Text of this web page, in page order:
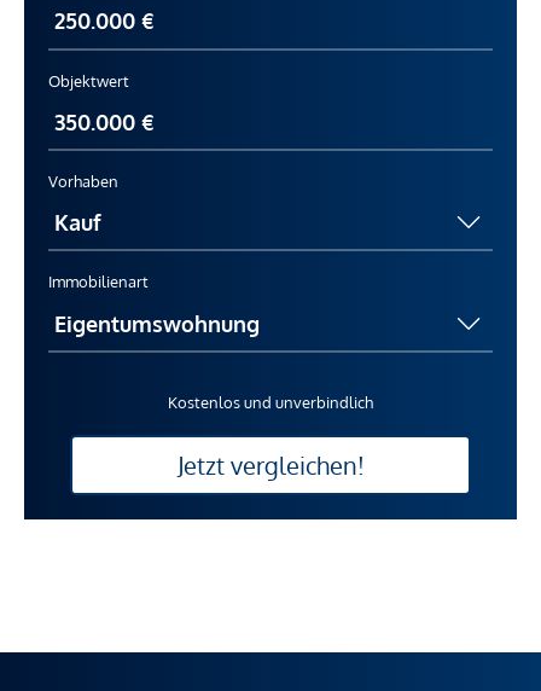
Objektwert
Vorhaben
Immobilienart
Kostenlos und unverbindlich
Jetzt vergleichen!